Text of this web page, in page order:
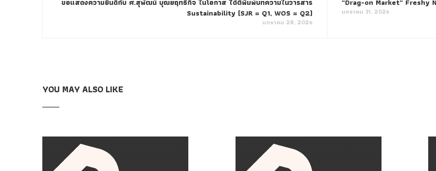
ขอแสดงความยินดีกับ ศ.สุพัฒน์ บุณยฤทธิกิจ ในโอกาส ได้ตีพิมพ์บทความในวารสาร
Sustainability (SJR = Q1, WOS = Q2)
มกราคม 28, 2026
“Drag-on Market” Freshy
มกราคม 31, 2026
YOU MAY ALSO LIKE